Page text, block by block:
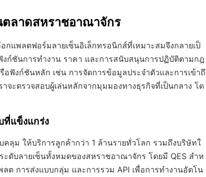
ตลาดสหราชอาณาจักร
กแพลตฟอร์มลายเซ็นอิเล็กทรอนิกส์ที่เหมาะสมจึงกลายเป็
ก์ชันการทำงาน ราคา และการสนับสนุนการปฏิบัติตามกฎ
อฟังก์ชันหลัก เช่น การจัดการข้อมูลประจำตัวและการเข้าถึ
จะตรวจสอบผู้เล่นหลักจากมุมมองทางธุรกิจที่เป็นกลาง โด
ที่แข็งแกร่ง
ลุม ให้บริการลูกค้ากว่า 1 ล้านรายทั่วโลก รวมถึงบริษัทใ
ดับลายเซ็นทั้งหมดของสหราชอาณาจักร โดยมี QES สำห
การส่งแบบกลุ่ม และการรวม API เพื่อการทำงานอัตโน